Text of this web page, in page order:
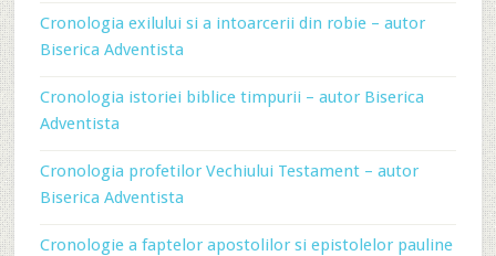
Cronologia exilului si a intoarcerii din robie – autor
Biserica Adventista
Cronologia istoriei biblice timpurii – autor Biserica
Adventista
Cronologia profetilor Vechiului Testament – autor
Biserica Adventista
Cronologie a faptelor apostolilor si epistolelor pauline